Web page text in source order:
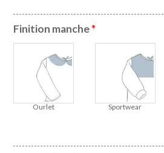
Finition manche*
Ourlet Sportwear